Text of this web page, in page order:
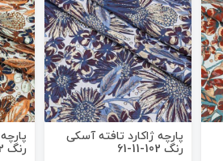
پارچه ژاکارد تافته آسکی
رنگ 102-11-61
رنگ 102-30-62